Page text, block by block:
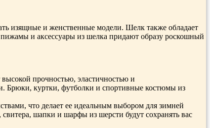
изящные и женственные модели. Шелк также обладает
и аксессуары из шелка придают образу роскошный
прочностью, эластичностью и
Брюки, куртки, футболки и спортивные костюмы из
что делает ее идеальным выбором для зимней
шапки и шарфы из шерсти будут сохранять вас